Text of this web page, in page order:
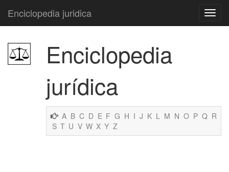
Enciclopedia juridica
Enciclopedia
jurídica
A B C D E F G H I J K L M N O P Q R
S T U V W X Y Z